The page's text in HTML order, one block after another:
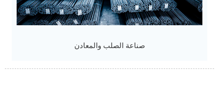
صناعة الصلب والمعادن